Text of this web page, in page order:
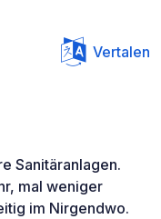
Vertalen
Sanitäranlagen.
mal weniger
im Nirgendwo.